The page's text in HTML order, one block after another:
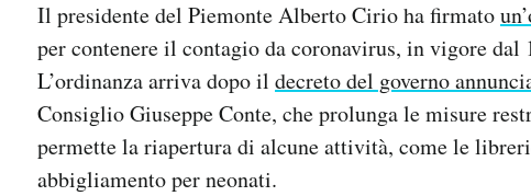
Il presidente del Piemonte Alberto Cirio ha firmato
per contenere il contagio da coronavirus, in vigore dal
L’ordinanza arriva dopo il decreto del governo
Consiglio Giuseppe Conte, che prolunga le misure
permette la riapertura di alcune attività, come le
abbigliamento per neonati.